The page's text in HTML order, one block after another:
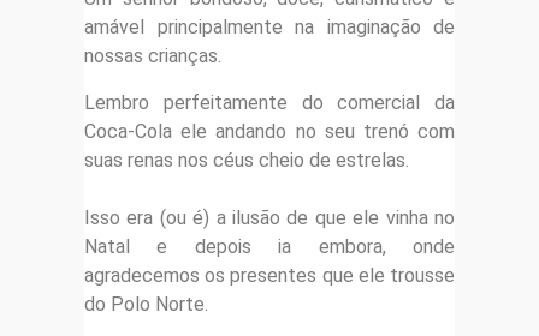
amável principalmente na imaginação de
nossas crianças.
Lembro perfeitamente do comercial da
Coca-Cola ele andando no seu trenó com
suas renas nos céus cheio de estrelas.
Isso era (ou é) a ilusão de que ele vinha no
Natal e depois ia embora, onde
agradecemos os presentes que ele trousse
do Polo Norte.